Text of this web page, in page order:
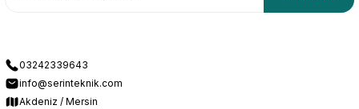
03242339643
info@serinteknik.com
Akdeniz / Mersin